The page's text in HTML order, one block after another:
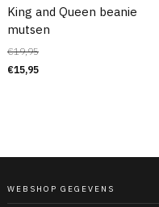
King and Queen beanie
mutsen
€19,95
€15,95
WEBSHOP GEGEVENS